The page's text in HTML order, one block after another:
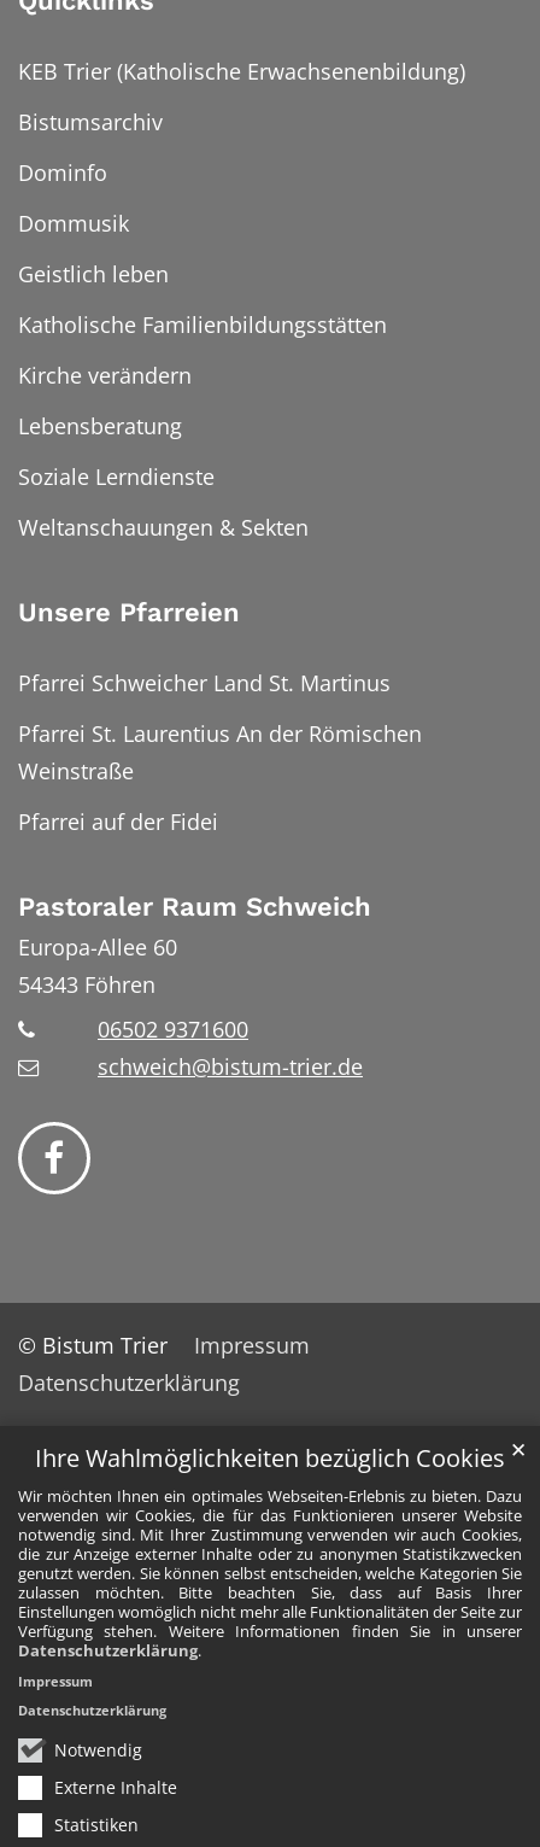
Ihre Wahlmöglichkeiten bezüglich Cookies
Wir möchten Ihnen ein optimales Webseiten-Erlebnis zu bieten. Dazu
verwenden wir Cookies, die für das Funktionieren unserer Website
notwendig sind. Mit Ihrer Zustimmung verwenden wir auch Cookies,
die zur Anzeige externer Inhalte oder zu anonymen Statistikzwecken
genutzt werden. Sie können selbst entscheiden, welche Kategorien Sie
zulassen möchten. Bitte beachten Sie, dass auf Basis Ihrer
Einstellungen womöglich nicht mehr alle Funktionalitäten der Seite zur
Verfügung stehen. Weitere Informationen finden Sie in unserer
Datenschutzerklärung.
Notwendig
Externe Inhalte
Statistiken
✕
Impressum
Datenschutzerklärung
KEB Trier (Katholische Erwachsenenbildung)
Bistumsarchiv
Dominfo
Dommusik
Geistlich leben
Katholische Familienbildungsstätten
Kirche verändern
Lebensberatung
Soziale Lerndienste
Weltanschauungen & Sekten
Unsere Pfarreien
Pfarrei Schweicher Land St. Martinus
Pfarrei St. Laurentius An der Römischen
Weinstraße
Pfarrei auf der Fidei
Pastoraler Raum Schweich
Europa-Allee 60
54343 Föhren
06502 9371600
schweich@bistum-trier.de
© Bistum Trier
Impressum
Datenschutzerklärung